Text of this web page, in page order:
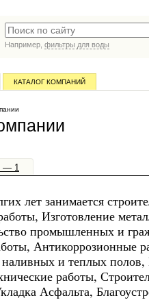
Например, фильтры для воды
КАТАЛОГ КОМПАНИЙ
— 1
лет занимается
Изготовление
промышленных и
Антикоррозионные
и теплых
работы,
Асфальта,